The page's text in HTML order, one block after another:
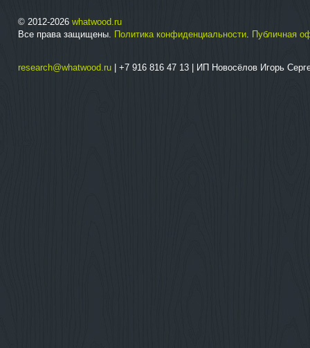
© 2012-2026 whatwood.ru
Все права защищены. Политика конфиденциальности. Публичная
research@whatwood.ru | +7 916 816 47 13 | ИП Новосёлов Игорь